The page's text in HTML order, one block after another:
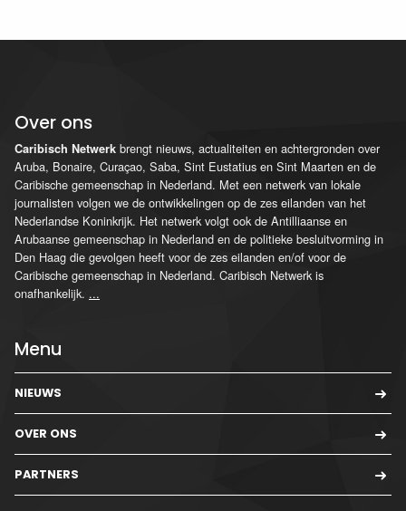
Over ons
Caribisch Netwerk brengt nieuws, actualiteiten en achtergronden over
Aruba, Bonaire, Curaçao, Saba, Sint Eustatius en Sint Maarten en de
Caribische gemeenschap in Nederland. Met een netwerk van lokale
journalisten volgen we de ontwikkelingen op de zes eilanden van het
Nederlandse Koninkrijk. Het netwerk volgt ook de Antilliaanse en
Arubaanse gemeenschap in Nederland en de politieke besluitvorming in
Den Haag die gevolgen heeft voor de zes eilanden en/of voor de
Caribische gemeenschap in Nederland. Caribisch Netwerk is
onafhankelijk. ...
Menu
NIEUWS
OVER ONS
PARTNERS